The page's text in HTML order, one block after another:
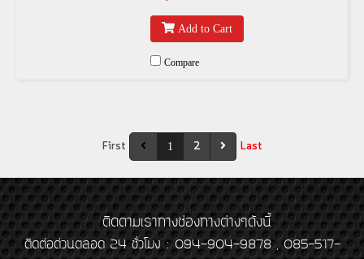
Add to Cart
Compare
First 1 2 Last
ติดตามเราทางช่องทางต่างๆดังนี้
ติดต่อด่วนตลอด 24 ชั่วโมง : 094-904-9878 , 085-517-